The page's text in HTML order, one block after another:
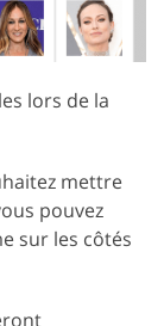
lors de la
mettre
pouvez
sur les côtés